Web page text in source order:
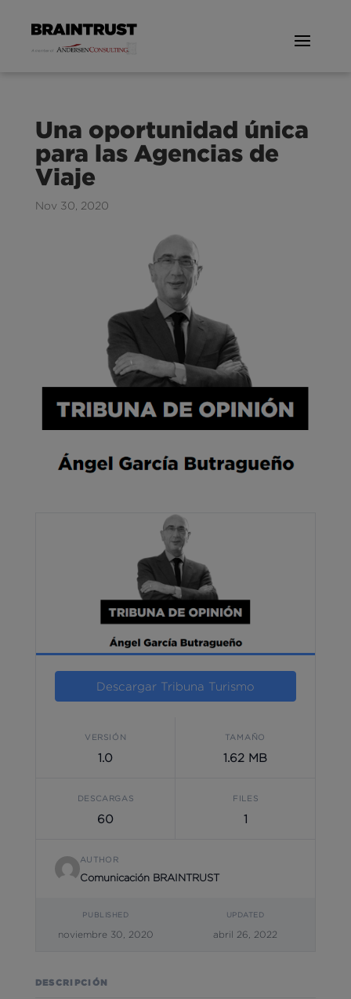
Una oportunidad única
para las Agencias de
Viaje
Nov 30, 2020
Descargar Tribuna Turismo
VERSIÓN
1.0
TAMAÑO
1.62 MB
DESCARGAS
60
FILES
1
AUTHOR
Comunicación BRAINTRUST
PUBLISHED
noviembre 30, 2020
UPDATED
abril 26, 2022
DESCRIPCIÓN